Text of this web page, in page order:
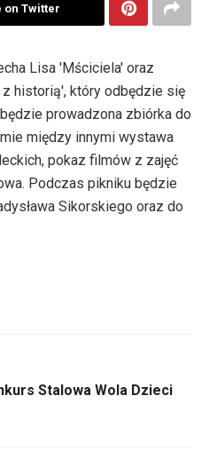
on Twitter
Lisa 'Mściciela' oraz
historią', który odbędzie się
prowadzona zbiórka do
między innymi wystawa
pokaz filmów z zajęć
Podczas pikniku będzie
Sikorskiego oraz do
Stalowa Wola Dzieci